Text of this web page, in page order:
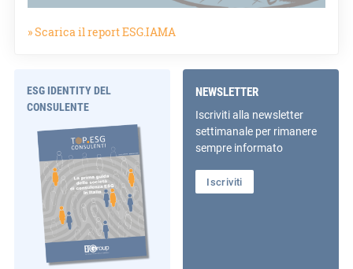
» Scarica il report ESG.IAMA
ESG IDENTITY DEL
CONSULENTE
NEWSLETTER
Iscriviti alla newsletter
settimanale per rimanere
sempre informato
Iscriviti